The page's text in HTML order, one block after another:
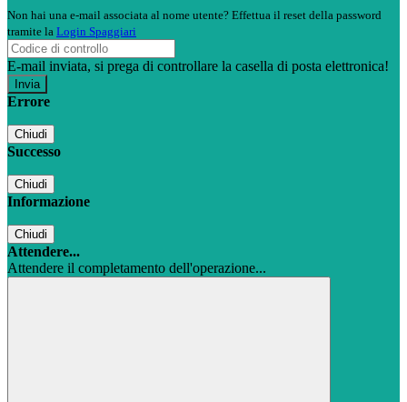
Non hai una e-mail associata al nome utente? Effettua il reset della password
tramite la Login Spaggiari
E-mail inviata, si prega di controllare la casella di posta elettronica!
Errore
Chiudi
Successo
Chiudi
Informazione
Chiudi
Attendere...
Attendere il completamento dell'operazione...